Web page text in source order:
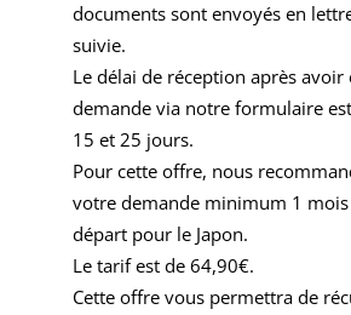
documents sont envoyés en
suivie.
Le délai de réception après
demande via notre formulaire
15 et 25 jours.
Pour cette offre, nous
votre demande minimum 1
départ pour le Japon.
Le tarif est de 64,90€.
Cette offre vous permettra de